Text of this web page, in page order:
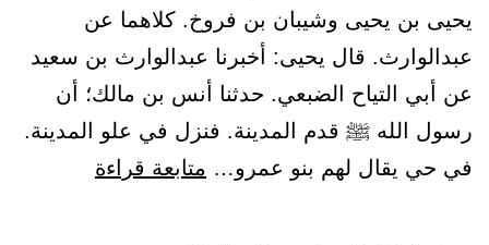
يحيى بن يحيى وشيبان بن فروخ. كلاهما عن
عبدالوارث. قال يحيى: أخبرنا عبدالوارث بن سعيد
عن أبي التياح الضبعي. حدثنا أنس بن مالك؛ أن
رسول الله ﷺ قدم المدينة. فنزل في علو المدينة.
في حي يقال لهم بنو عمرو… متابعة قراءة